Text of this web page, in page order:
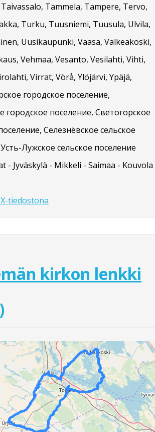
Tammela, Tampere, Tervo,
Turku, Tuusniemi, Tuusula, Ulvila,
Uusikaupunki, Vaasa, Valkeakoski,
Vehmaa, Vesanto, Vesilahti, Vihti,
Virrat, Vörå, Ylöjärvi, Ypäjä,
городское поселение,
городское поселение, Светогорское
Селезнёвское сельское
Лужское сельское поселение
- Jyväskylä - Mikkeli - Saimaa - Kouvola
tiedostona
kirkon lenkki